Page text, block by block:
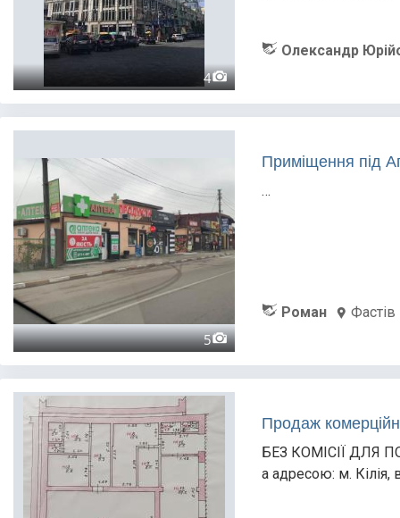
4
Олександр
5
Приміщення під
…
Роман Фастів
Продаж
БЕЗ КОМІСІЇ ДЛЯ
а адресою: м.